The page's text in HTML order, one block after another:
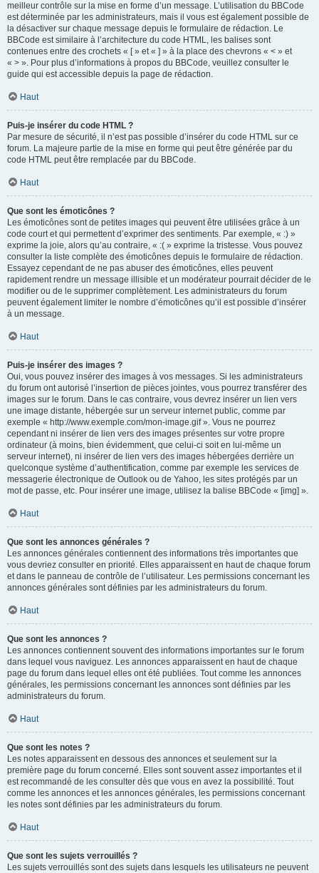
meilleur contrôle sur la mise en forme d’un message. L’utilisation du BBCode
est déterminée par les administrateurs, mais il vous est également possible de
la désactiver sur chaque message depuis le formulaire de rédaction. Le
BBCode est similaire à l’architecture du code HTML, les balises sont
contenues entre des crochets « [ » et « ] » à la place des chevrons « < » et
« > ». Pour plus d’informations à propos du BBCode, veuillez consulter le
guide qui est accessible depuis la page de rédaction.
Haut
Puis-je insérer du code HTML ?
Par mesure de sécurité, il n’est pas possible d’insérer du code HTML sur ce
forum. La majeure partie de la mise en forme qui peut être générée par du
code HTML peut être remplacée par du BBCode.
Haut
Que sont les émoticônes ?
Les émoticônes sont de petites images qui peuvent être utilisées grâce à un
code court et qui permettent d’exprimer des sentiments. Par exemple, « :) »
exprime la joie, alors qu’au contraire, « :( » exprime la tristesse. Vous pouvez
consulter la liste complète des émoticônes depuis le formulaire de rédaction.
Essayez cependant de ne pas abuser des émoticônes, elles peuvent
rapidement rendre un message illisible et un modérateur pourrait décider de le
modifier ou de le supprimer complètement. Les administrateurs du forum
peuvent également limiter le nombre d’émoticônes qu’il est possible d’insérer
à un message.
Haut
Puis-je insérer des images ?
Oui, vous pouvez insérer des images à vos messages. Si les administrateurs
du forum ont autorisé l’insertion de pièces jointes, vous pourrez transférer des
images sur le forum. Dans le cas contraire, vous devrez insérer un lien vers
une image distante, hébergée sur un serveur internet public, comme par
exemple « http://www.exemple.com/mon-image.gif ». Vous ne pourrez
cependant ni insérer de lien vers des images présentes sur votre propre
ordinateur (à moins, bien évidemment, que celui-ci soit en lui-même un
serveur internet), ni insérer de lien vers des images hébergées derrière un
quelconque système d’authentification, comme par exemple les services de
messagerie électronique de Outlook ou de Yahoo, les sites protégés par un
mot de passe, etc. Pour insérer une image, utilisez la balise BBCode « [img] ».
Haut
Que sont les annonces générales ?
Les annonces générales contiennent des informations très importantes que
vous devriez consulter en priorité. Elles apparaissent en haut de chaque forum
et dans le panneau de contrôle de l’utilisateur. Les permissions concernant les
annonces générales sont définies par les administrateurs du forum.
Haut
Que sont les annonces ?
Les annonces contiennent souvent des informations importantes sur le forum
dans lequel vous naviguez. Les annonces apparaissent en haut de chaque
page du forum dans lequel elles ont été publiées. Tout comme les annonces
générales, les permissions concernant les annonces sont définies par les
administrateurs du forum.
Haut
Que sont les notes ?
Les notes apparaissent en dessous des annonces et seulement sur la
première page du forum concerné. Elles sont souvent assez importantes et il
est recommandé de les consulter dès que vous en avez la possibilité. Tout
comme les annonces et les annonces générales, les permissions concernant
les notes sont définies par les administrateurs du forum.
Haut
Que sont les sujets verrouillés ?
Les sujets verrouillés sont des sujets dans lesquels les utilisateurs ne peuvent